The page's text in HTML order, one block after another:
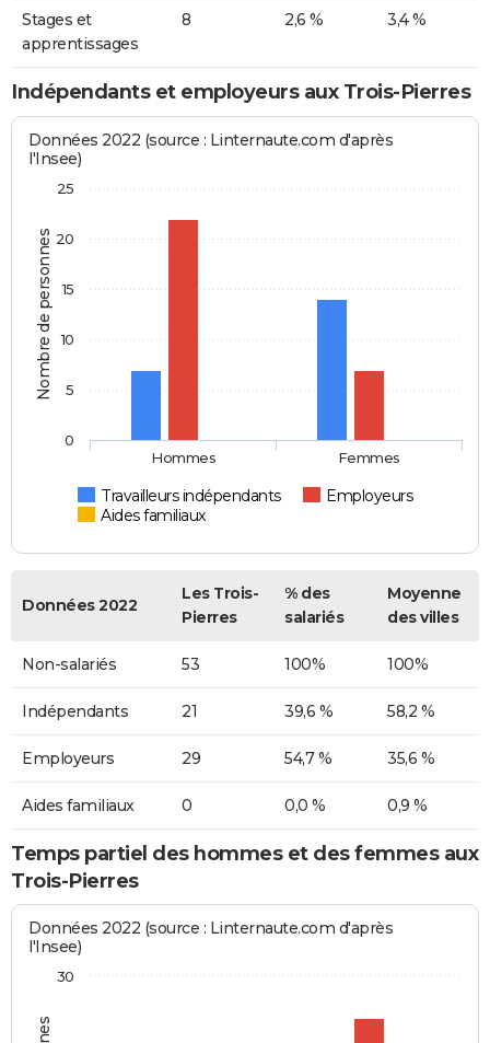
Stages et
apprentissages
8 2,6 % 3,4 %
Indépendants et employeurs aux Trois-Pierres
Nombre de personnes
Données 2022 (source : Linternaute.com d'après
l'Insee)
Travailleurs indépendants
Employeurs
Aides familiaux
Hommes Femmes
0
5
10
15
20
25
Données 2022
Les Trois-
Pierres
% des
salariés
Moyenne
des villes
Non-salariés 53 100% 100%
Indépendants 21 39,6 % 58,2 %
Employeurs 29 54,7 % 35,6 %
Aides familiaux 0 0,0 % 0,9 %
Temps partiel des hommes et des femmes aux
Trois-Pierres
Données 2022 (source : Linternaute.com d'après
l'Insee)
30